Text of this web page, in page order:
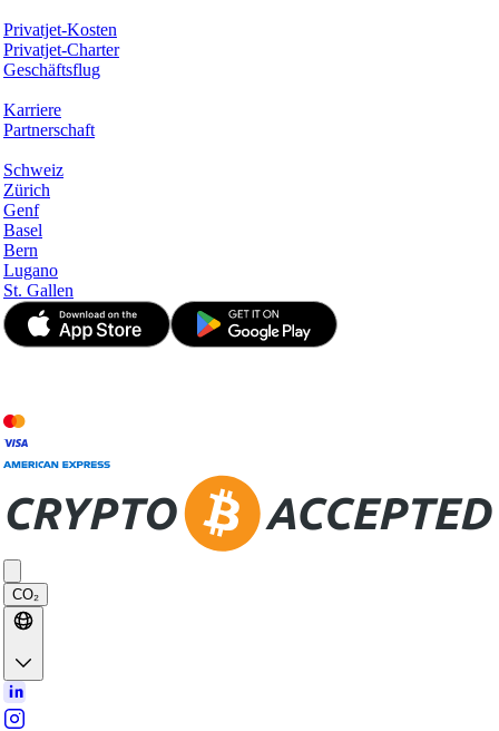
Privatjet-Kosten
Privatjet-Charter
Geschäftsflug
Karriere
Partnerschaft
Schweiz
Zürich
Genf
Basel
Bern
Lugano
St. Gallen
CO₂